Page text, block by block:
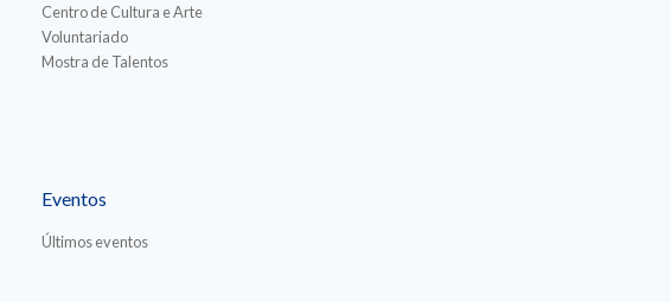
Centro de Cultura e Arte
Voluntariado
Mostra de Talentos
Eventos
Últimos eventos